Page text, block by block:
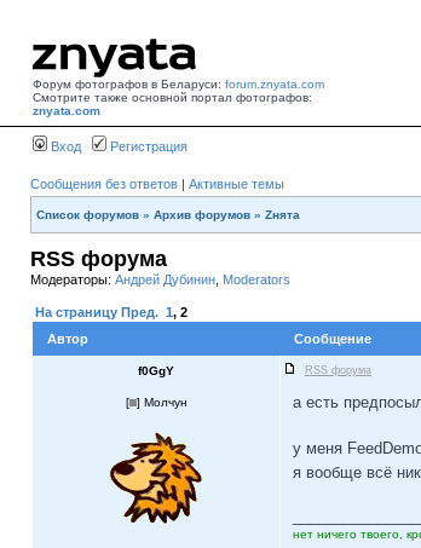
Форум фотографов в Беларуси: forum.znyata.com
Смотрите также основной портал фотографов:
znyata.com
Вход Регистрация
Сообщения без ответов | Активные темы
Список форумов » Архив форумов » Zнята
RSS форума
Модераторы: Андрей Дубинин Moderators
На страницу Пред. 1, 2
Автор
Сообщение
f0GgY RSS форума
[ ] Молчун а есть
у меня
я вообще всё
нет ничего твоего,